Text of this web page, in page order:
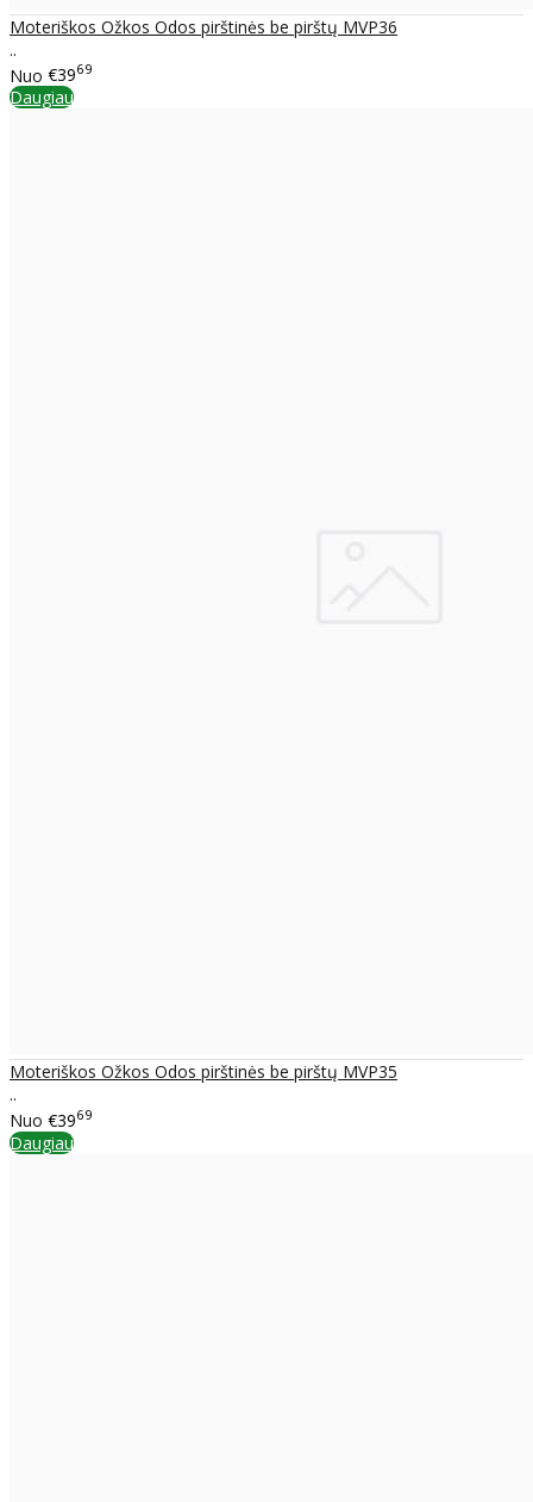
Moteriškos Ožkos Odos pirštinės be pirštų MVP36
..
Nuo €3969
Daugiau
Moteriškos Ožkos Odos pirštinės be pirštų MVP35
..
Nuo €3969
Daugiau